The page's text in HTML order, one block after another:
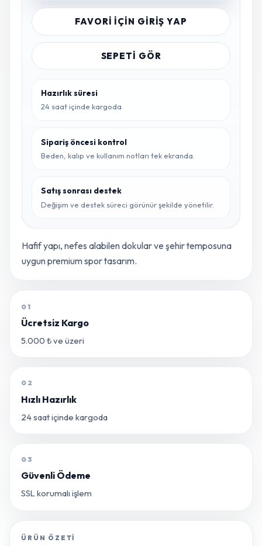
FAVORI IÇIN GIRIŞ YAP
SEPETI GÖR
Hazırlık süresi
24 saat içinde kargoda
Sipariş öncesi kontrol
Beden, kalıp ve kullanım notları tek ekranda.
Satış sonrası destek
Değişim ve destek süreci görünür şekilde yönetilir.
Hafif yapı, nefes alabilen dokular ve şehir temposuna
uygun premium spor tasarım.
01
Ücretsiz Kargo
5.000 ₺ ve üzeri
02
Hızlı Hazırlık
24 saat içinde kargoda
03
Güvenli Ödeme
SSL korumalı işlem
ÜRÜN ÖZETI